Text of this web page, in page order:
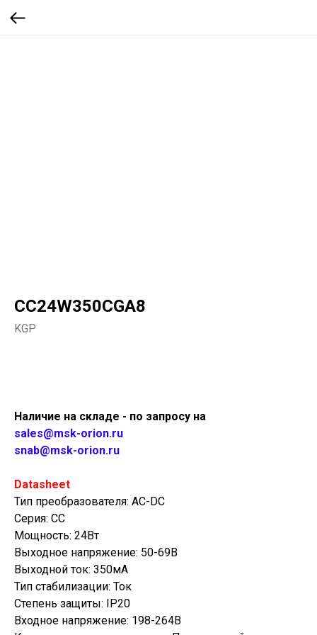
CC24W350CGA8
KGP
Наличие на складе - по запросу на
sales@msk-orion.ru
snab@msk-orion.ru
Datasheet
Тип преобразователя: AC-DC
Серия: CC
Мощность: 24Вт
Выходное напряжение: 50-69В
Выходной ток: 350мА
Тип стабилизации: Ток
Степень защиты: IP20
Входное напряжение: 198-264В